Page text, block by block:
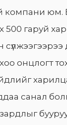
компани юм.
500 гаруй
онцлогт
санал